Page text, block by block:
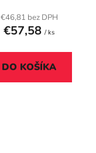
€46,81 bez DPH
€57,58 / ks
DO KOŠÍKA